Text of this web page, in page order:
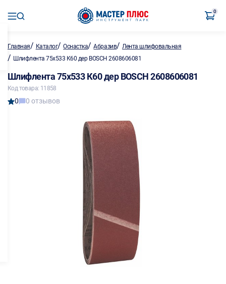
0
Главная/ Каталог/Оснастка/Абразив/Лента шлифовальная
/ Шлифлента 75х533 К60 дер BOSCH 2608606081
Шлифлента 75х533 К60 дер BOSCH 2608606081
Код товара: 11858
0 0 отзывов